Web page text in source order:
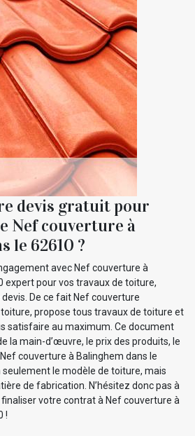
devis gratuit pour
Nef couverture à
le 62610 ?
avec Nef couverture à
expert pour vos travaux de toiture,
De ce fait Nef couverture
propose tous travaux de toiture et
satisfaire au maximum. Ce document
la main-d’œuvre, le prix des produits, le
couverture à Balinghem dans le
seulement le modèle de toiture, mais
de fabrication. N’hésitez donc pas à
votre contrat à Nef couverture à
!